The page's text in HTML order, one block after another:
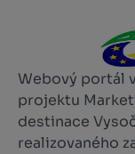
Webový portál
projektu
destinace
realizovaného